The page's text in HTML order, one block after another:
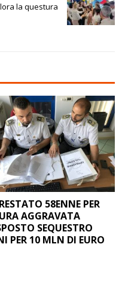
la questura
58ENNE PER
AGGRAVATA
SEQUESTRO
PER 10 MLN DI EURO